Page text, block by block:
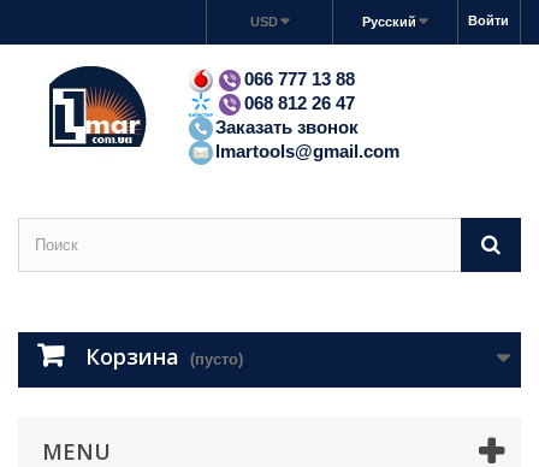
Войти
Русский
USD
066 777 13 88
068 812 26 47
Заказать звонок
lmartools@gmail.com
Корзина (пусто)
MENU